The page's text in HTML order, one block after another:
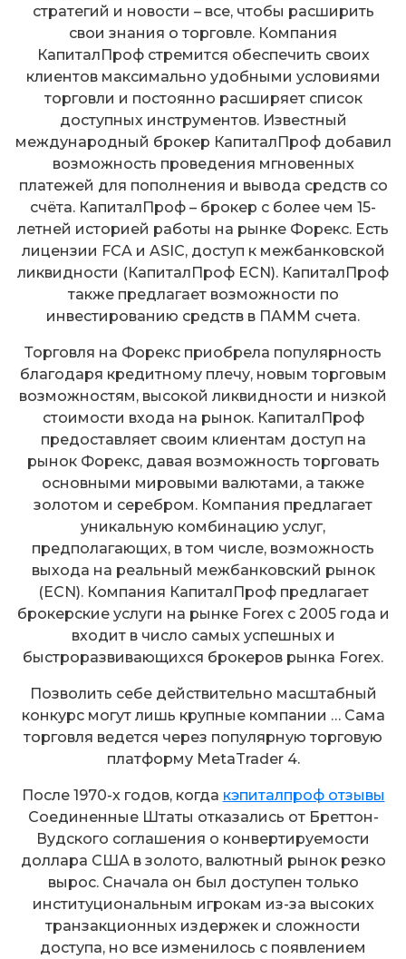
стратегий и новости – все, чтобы расширить
свои знания о торговле. Компания
КапиталПроф стремится обеспечить своих
клиентов максимально удобными условиями
торговли и постоянно расширяет список
доступных инструментов. Известный
международный брокер КапиталПроф добавил
возможность проведения мгновенных
платежей для пополнения и вывода средств со
счёта. КапиталПроф – брокер с более чем 15-
летней историей работы на рынке Форекс. Есть
лицензии FCA и ASIC, доступ к межбанковской
ликвидности (КапиталПроф ECN). КапиталПроф
также предлагает возможности по
инвестированию средств в ПАММ счета.
Торговля на Форекс приобрела популярность
благодаря кредитному плечу, новым торговым
возможностям, высокой ликвидности и низкой
стоимости входа на рынок. КапиталПроф
предоставляет своим клиентам доступ на
рынок Форекс, давая возможность торговать
основными мировыми валютами, а также
золотом и серебром. Компания предлагает
уникальную комбинацию услуг,
предполагающих, в том числе, возможность
выхода на реальный межбанковский рынок
(ECN). Компания КапиталПроф предлагает
брокерские услуги на рынке Forex с 2005 года и
входит в число самых успешных и
быстроразвивающихся брокеров рынка Forex.
Позволить себе действительно масштабный
конкурс могут лишь крупные компании … Сама
торговля ведется через популярную торговую
платформу MetaTrader 4.
После 1970-х годов, когда кэпиталпроф отзывы
Соединенные Штаты отказались от Бреттон-
Вудского соглашения о конвертируемости
доллара США в золото, валютный рынок резко
вырос. Сначала он был доступен только
институциональным игрокам из-за высоких
транзакционных издержек и сложности
доступа, но все изменилось с появлением